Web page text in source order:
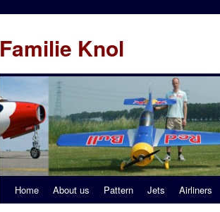
Familie Knol
Home About us Pattern Jets Airliners